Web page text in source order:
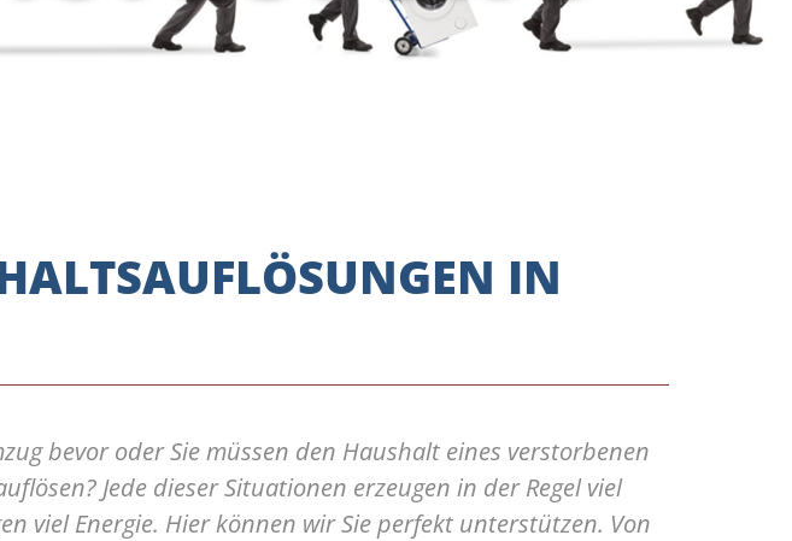
IN
bevor oder Sie müssen den Haushalt eines verstorbenen
Jede dieser Situationen erzeugen in der Regel viel
viel Energie. Hier können wir Sie perfekt unterstützen. Von